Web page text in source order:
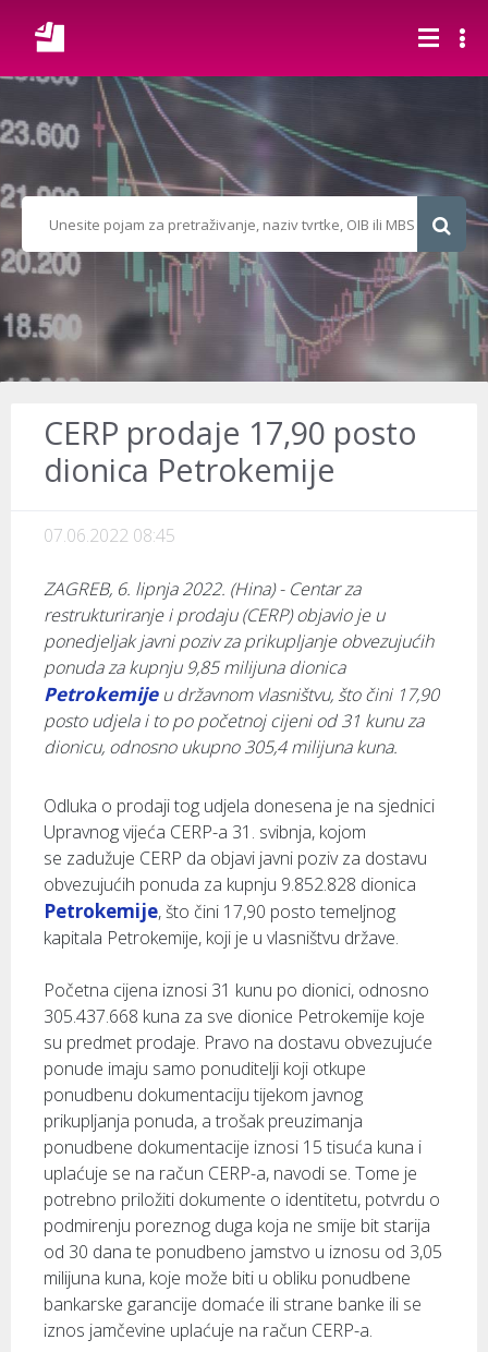
CERP prodaje 17,90 posto
dionica Petrokemije
07.06.2022 08:45
ZAGREB, 6. lipnja 2022. (Hina) - Centar za
restrukturiranje i prodaju (CERP) objavio je u
ponedjeljak javni poziv za prikupljanje obvezujućih
ponuda za kupnju 9,85 milijuna dionica
Petrokemijeu državnom vlasništvu, što čini 17,90
posto udjela i to po početnoj cijeni od 31 kunu za
dionicu, odnosno ukupno 305,4 milijuna kuna.
Odluka o prodaji tog udjela donesena je na sjednici
Upravnog vijeća CERP-a 31. svibnja, kojom
se zadužuje CERP da objavi javni poziv za dostavu
obvezujućih ponuda za kupnju 9.852.828 dionica
Petrokemije, što čini 17,90 posto temeljnog
kapitala Petrokemije, koji je u vlasništvu države.
Početna cijena iznosi 31 kunu po dionici, odnosno
305.437.668 kuna za sve dionice Petrokemije koje
su predmet prodaje. Pravo na dostavu obvezujuće
ponude imaju samo ponuditelji koji otkupe
ponudbenu dokumentaciju tijekom javnog
prikupljanja ponuda, a trošak preuzimanja
ponudbene dokumentacije iznosi 15 tisuća kuna i
uplaćuje se na račun CERP-a, navodi se. Tome je
potrebno priložiti dokumente o identitetu, potvrdu o
podmirenju poreznog duga koja ne smije bit starija
od 30 dana te ponudbeno jamstvo u iznosu od 3,05
milijuna kuna, koje može biti u obliku ponudbene
bankarske garancije domaće ili strane banke ili se
iznos jamčevine uplaćuje na račun CERP-a.